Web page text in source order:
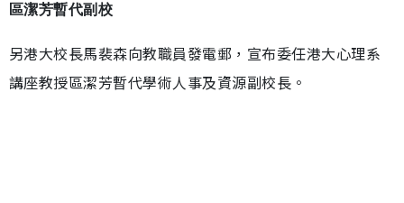
區潔芳暫代副校
另港大校長馬裴森向教職員發電郵，宣布委任港大心理系
講座教授區潔芳暫代學術人事及資源副校長。